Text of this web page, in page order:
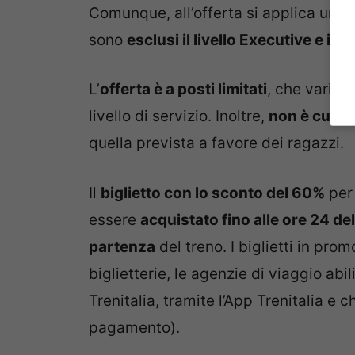
Comunque, all’offerta si applica un
sono esclusi il livello Executive e il
L’offerta è a posti limitati, che
livello di servizio. Inoltre, non è
quella prevista a favore dei ragazzi.
Il biglietto con lo sconto del 60%
essere acquistato fino alle ore 24
partenza del treno. I biglietti in
biglietterie, le agenzie di viaggio
Trenitalia, tramite l’App Trenitalia e
pagamento).